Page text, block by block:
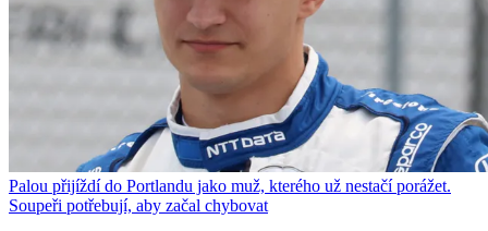
Palou přijíždí do Portlandu jako muž, kterého už nestačí porážet.
Soupeři potřebují, aby začal chybovat